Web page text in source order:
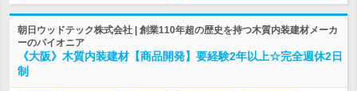
朝日ウッドテック株式会社 | 創業110年超の歴史を持つ木質内装建材メーカ
ーのパイオニア
《大阪》木質内装建材【商品開発】要経験2年以上☆完全週休2日
制